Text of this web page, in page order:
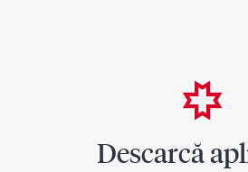
Descarcă